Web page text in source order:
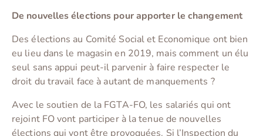
De nouvelles élections pour apporter le changement
Des élections au Comité Social et Economique ont bien
eu lieu dans le magasin en 2019, mais comment un élu
seul sans appui peut-il parvenir à faire respecter le
droit du travail face à autant de manquements ?
Avec le soutien de la FGTA-FO, les salariés qui ont
rejoint FO vont participer à la tenue de nouvelles
élections qui vont être provoquées. Si l’Inspection du